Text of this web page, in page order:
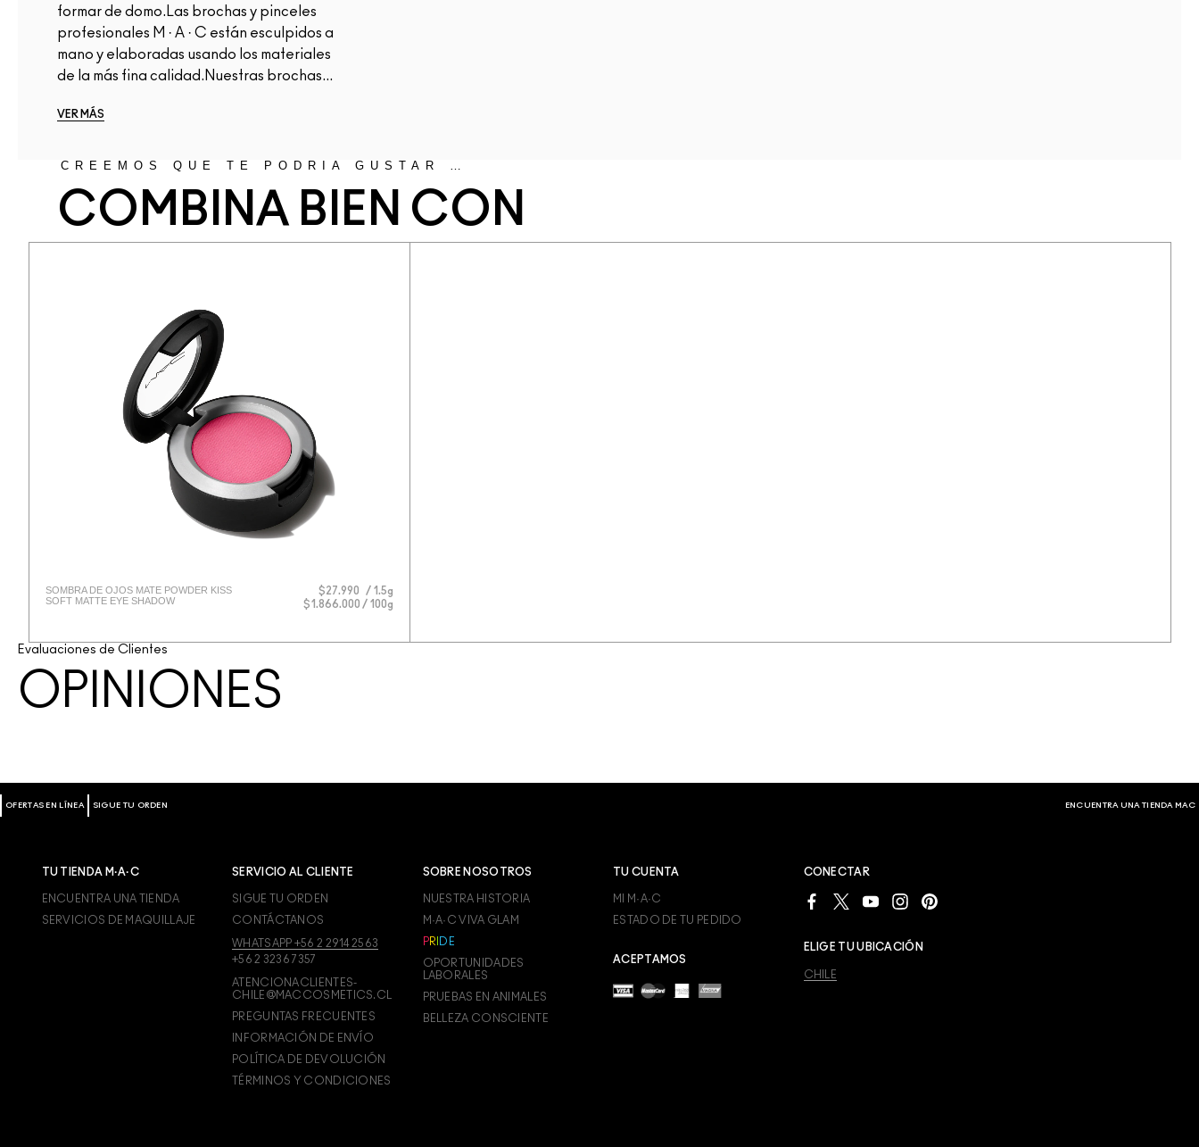
formar de domo.Las brochas y pinceles
profesionales M · A · C están esculpidos a
mano y elaboradas usando los materiales
de la más fina calidad.Nuestras brochas...
VER MÁS
CREEMOS QUE TE PODRÍA GUSTAR …
COMBINA BIEN CON
SOMBRA DE OJOS MATE POWDER KISS
SOFT MATTE EYE SHADOW
$27.990
1.5g
$1.866.000 / 100g
Evaluaciones de Clientes
OPINIONES
ENCUENTRA UNA TIENDA MAC
OFERTAS EN LÍNEA SIGUE TU ORDEN
TU TIENDA M·A·C
ENCUENTRA UNA TIENDA
SERVICIOS DE MAQUILLAJE
SERVICIO AL CLIENTE
SIGUE TU ORDEN
CONTÁCTANOS
WHATSAPP +56 2 2914 2563
+56 2 3236 7357
ATENCIONACLIENTES-
CHILE@MACCOSMETICS.CL
PREGUNTAS FRECUENTES
INFORMACIÓN DE ENVÍO
POLÍTICA DE DEVOLUCIÓN
TÉRMINOS Y CONDICIONES
SOBRE NOSOTROS
NUESTRA HISTORIA
M·A·C VIVA GLAM
PR D E
OPORTUNIDADES
LABORALES
PRUEBAS EN ANIMALES
BELLEZA CONSCIENTE
TU CUENTA
MI M·A·C
ESTADO DE TU PEDIDO
ACEPTAMOS
CONECTAR
ELIGE TU UBICACIÓN
CHILE